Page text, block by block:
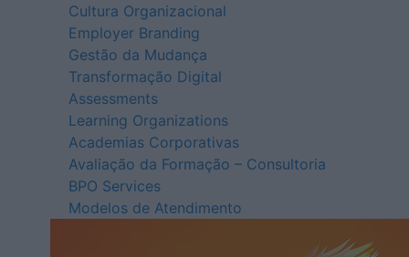
Cultura Organizacional
Employer Branding
Gestão da Mudança
Transformação Digital
Assessments
Learning Organizations
Academias Corporativas
Avaliação da Formação – Consultoria
BPO Services
Modelos de Atendimento